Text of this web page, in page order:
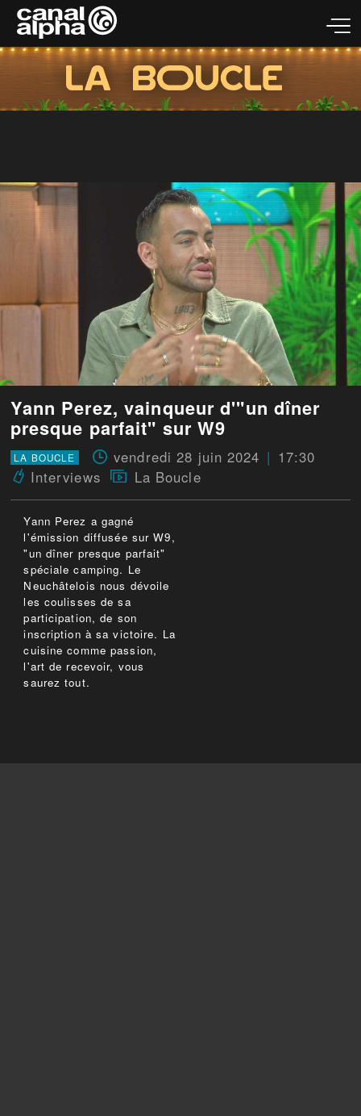
Yann Perez, vainqueur d'"un dîner
presque parfait" sur W9
LA BOUCLE vendredi 28 juin 2024
17:30
Interviews
La Boucle
Yann Perez a gagné
l'émission diffusée sur W9,
"un dîner presque parfait"
spéciale camping. Le
Neuchâtelois nous dévoile
les coulisses de sa
participation, de son
inscription à sa victoire. La
cuisine comme passion,
l'art de recevoir, vous
saurez tout.